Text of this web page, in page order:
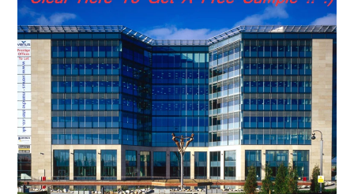
Control de calidad estricto bajo SGS, FSC,
Ventaja 100% manufactura con muchos equipos
Certificación BSCI, ISO9001/14001, BV TUV SGS FSC,